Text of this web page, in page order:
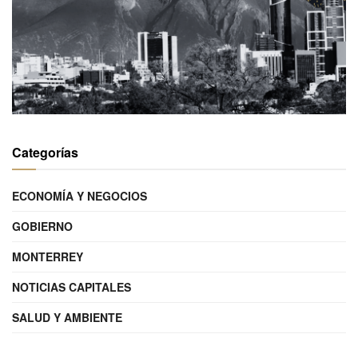
Categorías
ECONOMÍA Y NEGOCIOS
GOBIERNO
MONTERREY
NOTICIAS CAPITALES
SALUD Y AMBIENTE